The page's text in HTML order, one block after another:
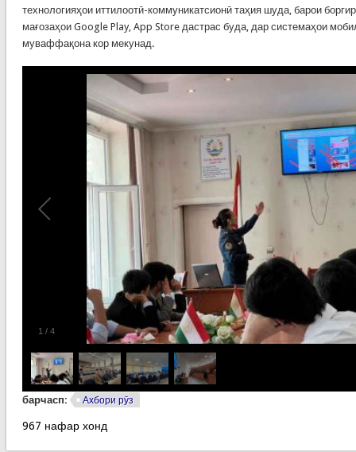
технологияҳои иттилоотӣ-коммуникатсионӣ таҳия шуда, барои
мағозаҳои Google Play, App Store дастрас буда, дар системаҳои
муваффақона кор мекунад.
1 / 4
барчасп: Ахбори рӯз
967 нафар хонд